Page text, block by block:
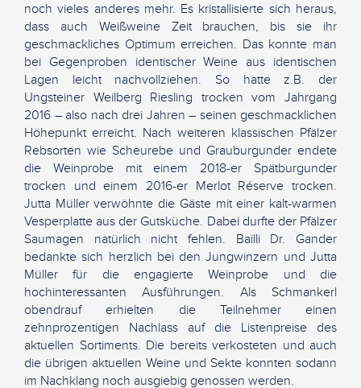
noch vieles anderes mehr. Es kristallisierte sich heraus,
dass auch Weißweine Zeit brauchen, bis sie ihr
geschmackliches Optimum erreichen. Das konnte man
bei Gegenproben identischer Weine aus identischen
Lagen leicht nachvollziehen. So hatte z.B. der
Ungsteiner Weilberg Riesling trocken vom Jahrgang
2016 – also nach drei Jahren – seinen geschmacklichen
Höhepunkt erreicht. Nach weiteren klassischen Pfälzer
Rebsorten wie Scheurebe und Grauburgunder endete
die Weinprobe mit einem 2018-er Spätburgunder
trocken und einem 2016-er Merlot Réserve trocken.
Jutta Müller verwöhnte die Gäste mit einer kalt-warmen
Vesperplatte aus der Gutsküche. Dabei durfte der Pfälzer
Saumagen natürlich nicht fehlen. Bailli Dr. Gander
bedankte sich herzlich bei den Jungwinzern und Jutta
Müller für die engagierte Weinprobe und die
hochinteressanten Ausführungen. Als Schmankerl
obendrauf erhielten die Teilnehmer einen
zehnprozentigen Nachlass auf die Listenpreise des
aktuellen Sortiments. Die bereits verkosteten und auch
die übrigen aktuellen Weine und Sekte konnten sodann
im Nachklang noch ausgiebig genossen werden.